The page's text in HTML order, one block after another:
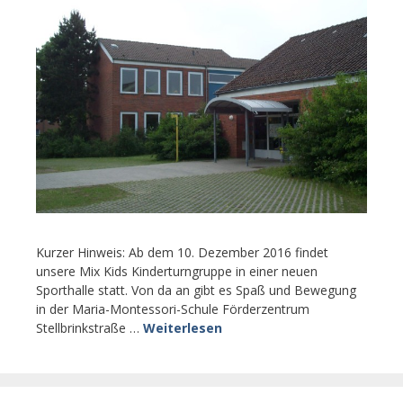
Kurzer Hinweis: Ab dem 10. Dezember 2016 findet
unsere Mix Kids Kinderturngruppe in einer neuen
Sporthalle statt. Von da an gibt es Spaß und Bewegung
in der Maria-Montessori-Schule Förderzentrum
Stellbrinkstraße … Weiterlesen